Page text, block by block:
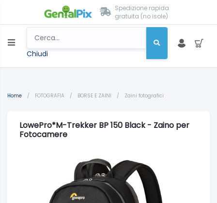
Spedizione rapida
gratuita (no isole)
Chiudi
Home / FOTOGRAFIA / BORSE E ZAINI / Zaini fotografici
LowePro*M-Trekker BP 150 Black - Zaino per
Fotocamere